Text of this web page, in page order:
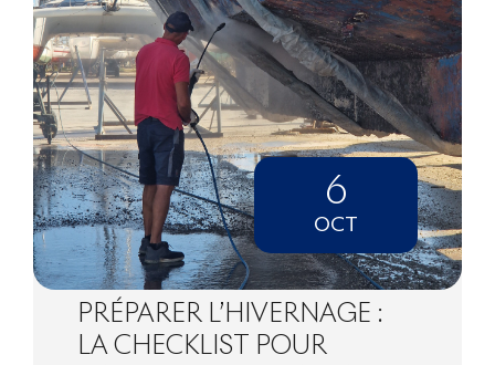
6
OCT
PRÉPARER L’HIVERNAGE :
LA CHECKLIST POUR